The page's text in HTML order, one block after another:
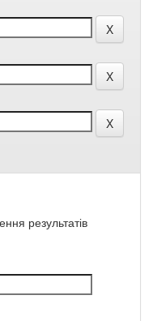
результатів